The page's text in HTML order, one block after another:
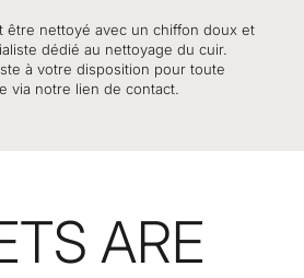
être nettoyé avec un chiffon doux et
dédié au nettoyage du cuir.
à votre disposition pour toute
via notre lien de contact.
ARE